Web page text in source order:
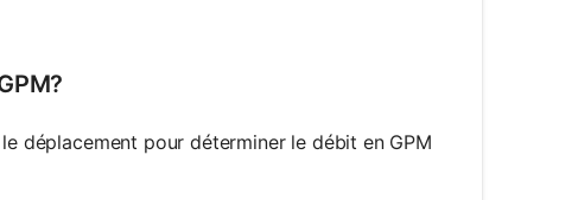
déplacement pour déterminer le débit en GPM